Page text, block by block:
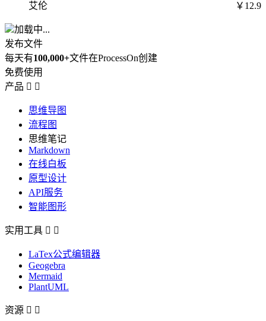
艾伦 ￥12.9
加载中...
发布文件
每天有100,000+文件在ProcessOn创建
免费使用
产品  
思维导图
流程图
思维笔记
Markdown
在线白板
原型设计
API服务
智能图形
实用工具  
LaTex公式编辑器
Geogebra
Mermaid
PlantUML
资源  